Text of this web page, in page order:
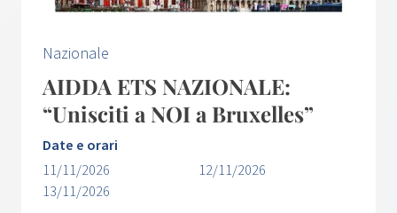
Nazionale
AIDDA ETS NAZIONALE:
“Unisciti a NOI a Bruxelles”
Date e orari
11/11/2026
12/11/2026
13/11/2026